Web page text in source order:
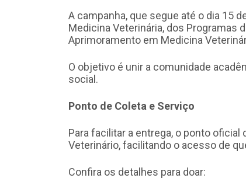
A campanha, que segue até o dia 15
Medicina Veterinária, dos Programas
Aprimoramento em Medicina
O objetivo é unir a comunidade
social.
Ponto de Coleta e Serviço
Para facilitar a entrega, o ponto
Veterinário, facilitando o acesso de
Confira os detalhes para doar: